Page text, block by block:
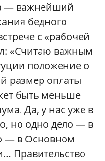
— важнейший
бедного
с «рабочей
«Считаю важным
положение о
размер оплаты
быть меньше
Да, у нас уже в
но одно дело — в
— в Основном
Правительство